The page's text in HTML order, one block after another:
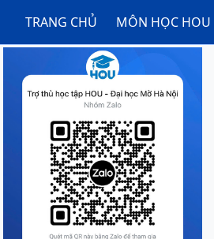
TRANG CHỦ MÔN HỌC HOU